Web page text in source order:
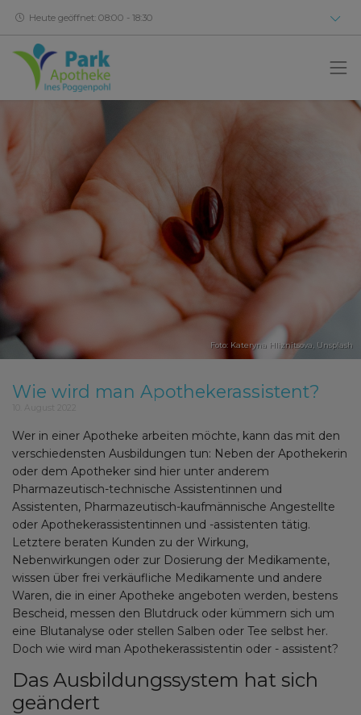
Heute geöffnet: 08:00 - 18:30
Foto: Kateryna Hliznitsova Unsplash
Wie wird man Apothekerassistent?
Wer in einer Apotheke arbeiten möchte, kann das mit den
verschiedensten Ausbildungen tun: Neben der Apothekerin
oder dem Apotheker sind hier unter anderem
Pharmazeutisch-technische Assistentinnen und
Assistenten, Pharmazeutisch-kaufmännische Angestellte
oder Apothekerassistentinnen und -assistenten tätig.
Letztere beraten Kunden zu der Wirkung,
Nebenwirkungen oder zur Dosierung der Medikamente,
wissen über frei verkäufliche Medikamente und andere
Waren, die in einer Apotheke angeboten werden, bestens
Bescheid, messen den Blutdruck oder kümmern sich um
eine Blutanalyse oder stellen Salben oder Tee selbst her.
Doch wie wird man Apothekerassistentin oder - assistent?
Das Ausbildungssystem hat sich
geändert